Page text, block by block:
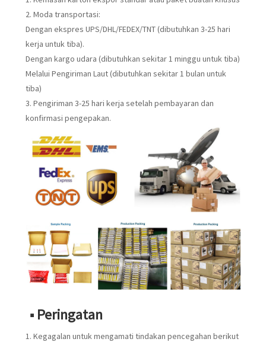
2. Moda transportasi:
Dengan ekspres UPS/DHL/FEDEX/TNT (dibutuhkan 3-25 hari
kerja untuk tiba).
Dengan kargo udara (dibutuhkan sekitar 1 minggu untuk tiba)
Melalui Pengiriman Laut (dibutuhkan sekitar 1 bulan untuk
tiba)
3. Pengiriman 3-25 hari kerja setelah pembayaran dan
konfirmasi pengepakan.
■ Peringatan
1. Kegagalan untuk mengamati tindakan pencegahan berikut